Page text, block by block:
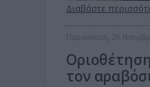
Διαβάστε
Παρασκευή, 29
τον